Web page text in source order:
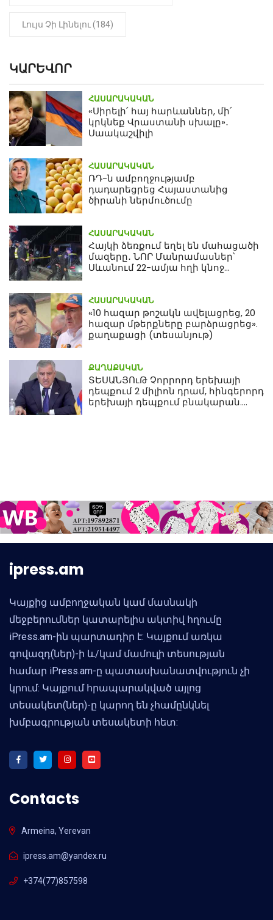
Լույս Չի Լինելու (184)
ԿԱՐԵՎՈՐ
ՀԱՍԱՐԱԿԱԿԱՆ
«Սիրելի՛ հայ հարևաններ, մի՛
կրկնեք Վրաստանի սխալը»․
Սաակաշվիլի
ՀԱՍԱՐԱԿԱԿԱՆ
ՌԴ-ն ամբողջությամբ
դադարեցրեց Հայաստանից
ծիրանի ներմուծումը
ՀԱՍԱՐԱԿԱԿԱՆ
Հայկի ձեռքում եղել են մահացածի
մազերը․ ՆՈՐ Մանրամասներ՝
Սևանում 22-ամյա հղի կնոջ
ՀԱՍԱՐԱԿԱԿԱՆ
«10 հազար թոշակն ավելացրեց, 20
հազար մթերքները բարձրացրեց».
քաղաքացի (տեսանյութ)
ՔԱՂԱՔԱԿԱՆ
ՏԵՍԱՆՅՈւԹ Չորրորդ երեխայի
դեպքում 2 միլիոն դրամ, հինգերորդ
երեխայի դեպքում բնակարան.
ipress.am
Կայքից ամբողջական կամ մասնակի
մեջբերումներ կատարելիս ակտիվ հղումը
iPress.am-ին պարտադիր է: Կայքում առկա
գովազդ(ներ)-ի և/կամ մամուլի տեսության
համար iPress.am-ը պատասխանատվություն չի
կրում: Կայքում հրապարակված այլոց
տեսակետ(ներ)-ը կարող են չհամընկնել
խմբագրության տեսակետի հետ:
Contacts
Armeina, Yerevan
ipress.am@yandex.ru
+374(77)857598